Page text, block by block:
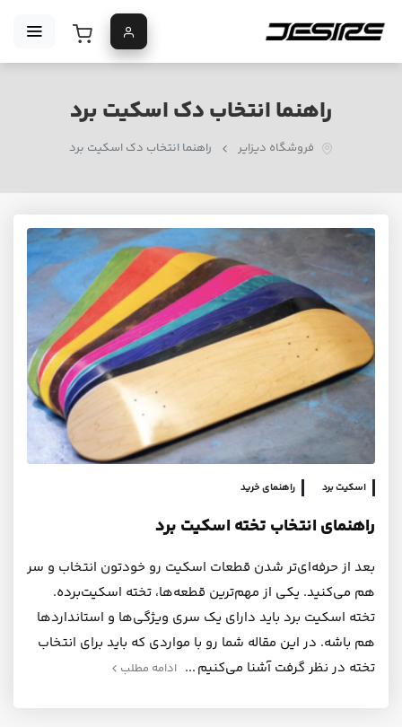
راهنما انتخاب دک اسکیت برد
فروشگاه دیزایر راهنما انتخاب دک اسکیت برد
اسکیت برد راهنمای خرید
راهنمای انتخاب تخته اسکیت برد
بعد از حرفه‌ای‌تر شدن قطعات اسکیت رو خودتون انتخاب و سر
هم می‌کنید. یکی از مهم‌ترین قطعه‌ها، تخته اسکیت‌برده.
تخته اسکیت برد باید دارای یک سری ویژگی‌ها و استانداردها
هم باشه. در این مقاله شما رو با مواردی که باید برای انتخاب
تخته در نظر گرفت آشنا می‌کنیم
ادامه مطلب